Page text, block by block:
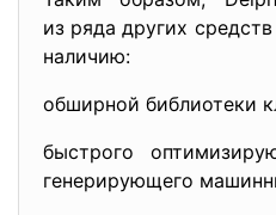
из ряда других
наличию:
обширной библиотеки
быстрого
генерирующего